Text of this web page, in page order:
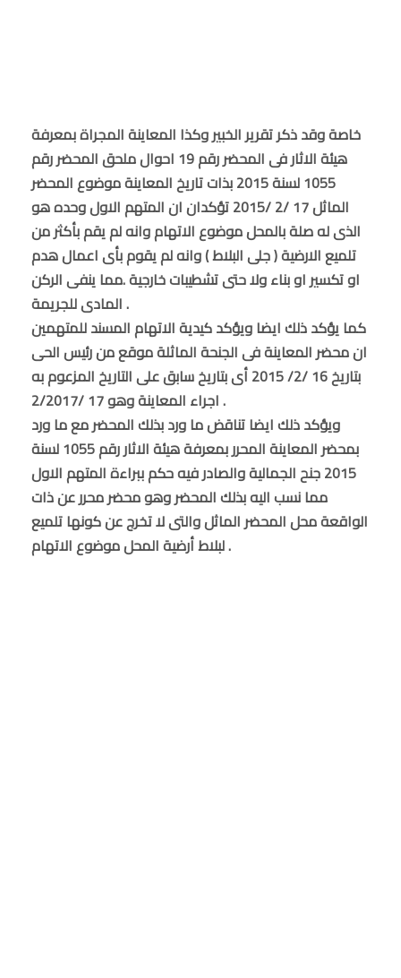
خاصة وقد ذكر تقرير الخبير وكذا المعاينة المجراة بمعرفة
هيئة الاثار فى المحضر رقم 19 احوال ملحق المحضر رقم
1055 لسنة 2015 بذات تاريخ المعاينة موضوع المحضر
الماثل 17 /2 /2015 تؤكدان ان المتهم الاول وحده هو
الذى له صلة بالمحل موضوع الاتهام وانه لم يقم بأكثر من
تلميع الارضية ( جلى البلاط ) وانه لم يقوم بأى اعمال هدم
او تكسير او بناء ولا حتى تشطيبات خارجية .مما ينفى الركن
المادى للجريمة .
كما يؤكد ذلك ايضا ويؤكد كيدية الاتهام المسند للمتهمين
ان محضر المعاينة فى الجنحة الماثلة موقع من رئيس الحى
بتاريخ 16 /2/ 2015 أى بتاريخ سابق على التاريخ المزعوم به
اجراء المعاينة وهو 17 /2/2017 .
ويؤكد ذلك ايضا تناقض ما ورد بذلك المحضر مع ما ورد
بمحضر المعاينة المحرر بمعرفة هيئة الاثار رقم 1055 لسنة
2015 جنح الجمالية والصادر فيه حكم ببراءة المتهم الاول
مما نسب اليه بذلك المحضر وهو محضر محرر عن ذات
الواقعة محل المحضر الماثل والتى لا تخرج عن كونها تلميع
لبلاط أرضية المحل موضوع الاتهام .